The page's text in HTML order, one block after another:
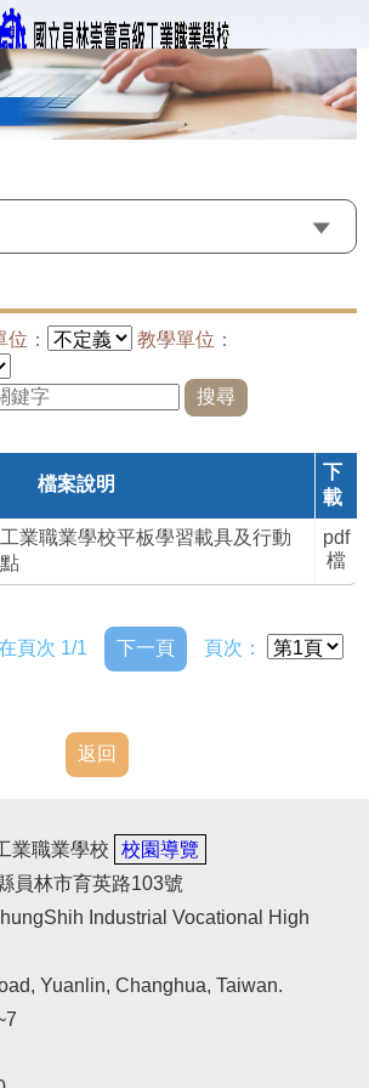
： 教學單位：
檔案說明
下
載
業職業學校平板學習載具及行動
pdf
檔
頁次 1/1 下一頁 頁次：
返回
業職業學校
校園導覽
員林市育英路103號
Industrial Vocational High
Yuanlin, Changhua, Taiwan.